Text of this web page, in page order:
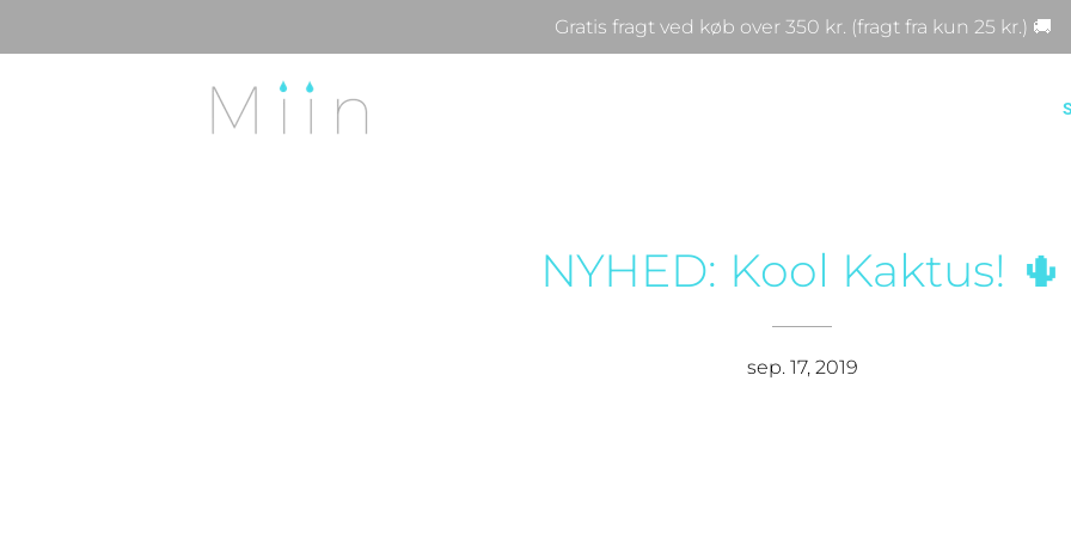
Gratis fragt ved køb over 350 kr. (fragt fra kun 25 kr.) 🚚
NYHED: Kool Kaktus! 🌵
sep. 17, 2019